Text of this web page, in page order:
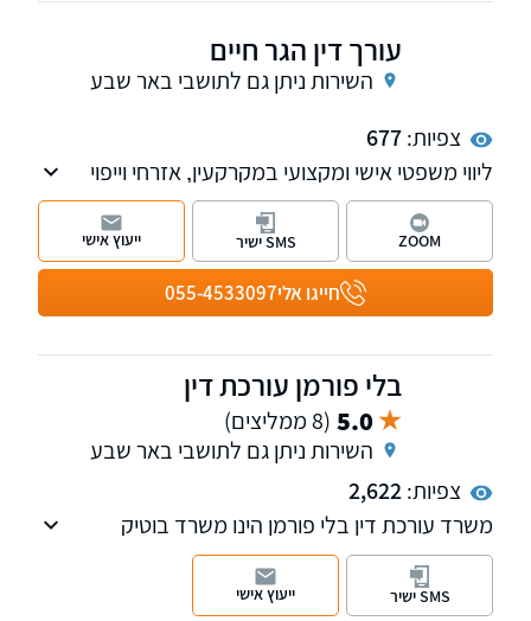
עורך דין הגר חיים
השירות ניתן גם לתושבי באר שבע
צפיות:677
ליווי משפטי אישי ומקצועי במקרקעין, אזרחי וייפוי
כוח מתמשך, עם שירות חם, שקוף ויחס אישי.
חייגו אלי055-4533097
ZOOM SMS ישיר ייעוץ אישי
בלי פורמן עורכת דין
5.0 (8 ממליצים)
השירות ניתן גם לתושבי באר שבע
צפיות:2,622
משרד עורכת דין בלי פורמן הינו משרד בוטיק
העוסק במתן שירותים משפטיים מקיפים בתחומי
ההגירה לישראל, הגירה לארצות הברית - אזרחויות
זרות - מורכב מצוות בינלאומי
SMS ישיר ייעוץ אישי